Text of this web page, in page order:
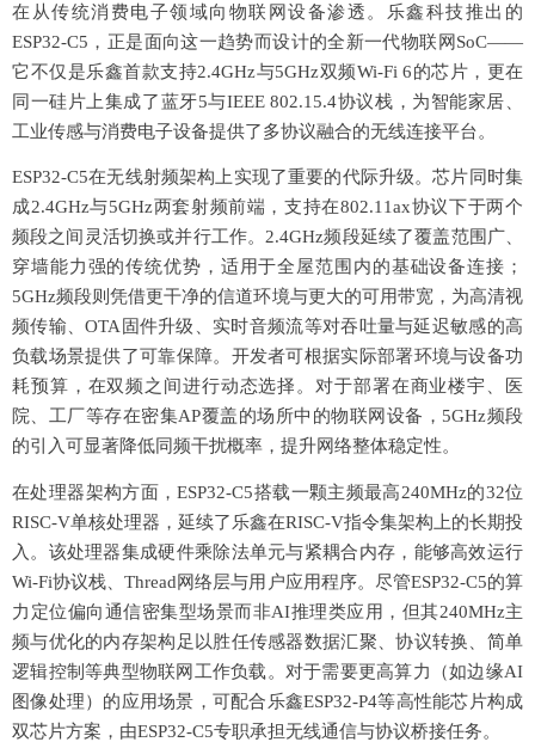
在从传统消费电子领域向物联网设备渗透。乐鑫科技推出的
ESP32-C5，正是面向这一趋势而设计的全新一代物联网SoC——
它不仅是乐鑫首款支持2.4GHz与5GHz双频Wi-Fi 6的芯片，更在
同一硅片上集成了蓝牙5与IEEE 802.15.4协议栈，为智能家居、
工业传感与消费电子设备提供了多协议融合的无线连接平台。
ESP32-C5在无线射频架构上实现了重要的代际升级。芯片同时集
成2.4GHz与5GHz两套射频前端，支持在802.11ax协议下于两个
频段之间灵活切换或并行工作。2.4GHz频段延续了覆盖范围广、
穿墙能力强的传统优势，适用于全屋范围内的基础设备连接；
5GHz频段则凭借更干净的信道环境与更大的可用带宽，为高清视
频传输、OTA固件升级、实时音频流等对吞吐量与延迟敏感的高
负载场景提供了可靠保障。开发者可根据实际部署环境与设备功
耗预算，在双频之间进行动态选择。对于部署在商业楼宇、医
院、工厂等存在密集AP覆盖的场所中的物联网设备，5GHz频段
的引入可显著降低同频干扰概率，提升网络整体稳定性。
在处理器架构方面，ESP32-C5搭载一颗主频最高240MHz的32位
RISC-V单核处理器，延续了乐鑫在RISC-V指令集架构上的长期投
入。该处理器集成硬件乘除法单元与紧耦合内存，能够高效运行
Wi-Fi协议栈、Thread网络层与用户应用程序。尽管ESP32-C5的算
力定位偏向通信密集型场景而非AI推理类应用，但其240MHz主
频与优化的内存架构足以胜任传感器数据汇聚、协议转换、简单
逻辑控制等典型物联网工作负载。对于需要更高算力（如边缘AI
图像处理）的应用场景，可配合乐鑫ESP32-P4等高性能芯片构成
双芯片方案，由ESP32-C5专职承担无线通信与协议桥接任务。